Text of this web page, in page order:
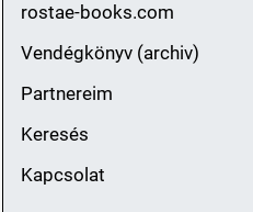
rostae-books.com
Vendégkönyv (archiv)
Partnereim
Keresés
Kapcsolat